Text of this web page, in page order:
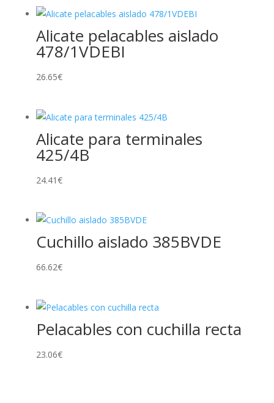
Alicate pelacables aislado
478/1VDEBI
26.65€
Alicate para terminales
425/4B
24.41€
Cuchillo aislado 385BVDE
66.62€
Pelacables con cuchilla recta
23.06€